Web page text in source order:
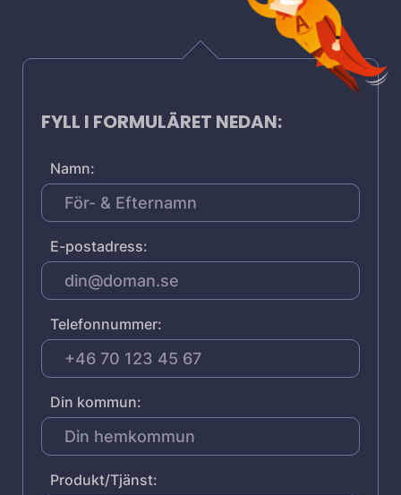
FYLL I FORMULÄRET NEDAN:
Namn:
E-postadress:
Telefonnummer:
Din kommun:
Produkt/Tjänst: